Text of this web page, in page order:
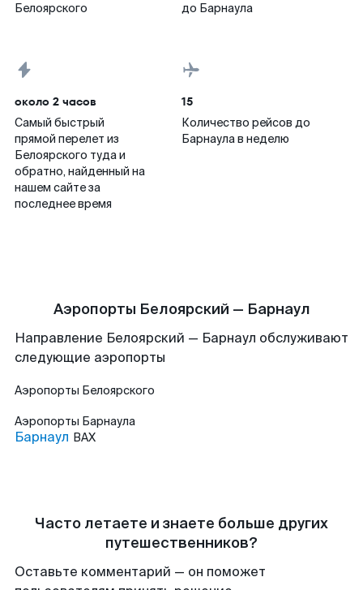
Белоярского
до Барнаула
около 2 часов
Самый быстрый
прямой перелет из
Белоярского туда и
обратно, найденный на
нашем сайте за
последнее время
15
Количество рейсов до
Барнаула в неделю
Аэропорты Белоярский — Барнаул
Направление Белоярский — Барнаул обслуживают
следующие аэропорты
Аэропорты Белоярского
Аэропорты Барнаула
Барнаул BAX
Часто летаете и знаете больше других
путешественников?
Оставьте комментарий — он поможет